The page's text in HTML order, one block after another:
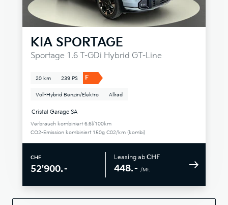
KIA SPORTAGE
Sportage 1.6 T-GDi Hybrid GT-Line
20 km 239 PS F
Voll-Hybrid Benzin/Elektro Allrad
Cristal Garage SA
Verbrauch kombiniert 6.6l/100km
CO2-Emission kombiniert 150g C02/km (kombi)
CHF
52'900.–
Leasing ab CHF
448.– /Mt.